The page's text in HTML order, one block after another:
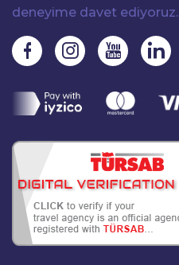
deneyime davet ediyoruz.